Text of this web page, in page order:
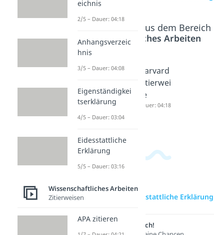
Beliebte Inhalte aus dem Bereich
Wissenschaftliches Arbeiten
APA
Dauer: 04:21
Deutsch
Zitierwei
se
Dauer: 04:36
Harvard
Zitierwei
se
Dauer: 04:18
zur Videoseite: Eidesstattliche Erklärung
Lernen lohnt sich!
eichnis
2/5 – Dauer: 04:18
Anhangsverzeic
hnis
3/5 – Dauer: 04:08
Eigenständigkei
tserklärung
4/5 – Dauer: 03:04
Eidesstattliche
Erklärung
5/5 – Dauer: 03:16
Wissenschaftliches Arbeiten
Zitierweisen
APA zitieren